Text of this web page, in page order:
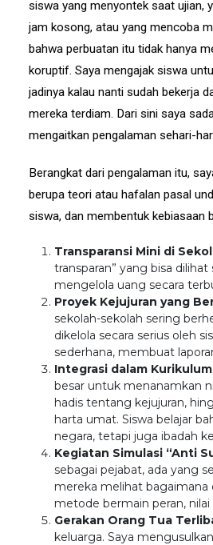
siswa yang menyontek saat ujian,
jam kosong, atau yang mencoba
bahwa perbuatan itu tidak hanya
koruptif. Saya mengajak siswa
jadinya kalau nanti sudah bekerja
mereka terdiam. Dari sini saya
mengaitkan pengalaman sehari-
Berangkat dari pengalaman itu,
berupa teori atau hafalan pasal
siswa, dan membentuk kebiasaan
Transparansi Mini di
transparan” yang bisa
mengelola uang secara
Proyek Kejujuran yang
sekolah-sekolah sering
dikelola secara serius oleh
sederhana, membuat
Integrasi dalam Kurikulum
besar untuk menanamkan
hadis tentang kejujuran,
harta umat. Siswa belajar
negara, tetapi juga ibadah
Kegiatan Simulasi “Anti
sebagai pejabat, ada yang
mereka melihat bagaimana
metode bermain peran,
Gerakan Orang Tua
keluarga. Saya